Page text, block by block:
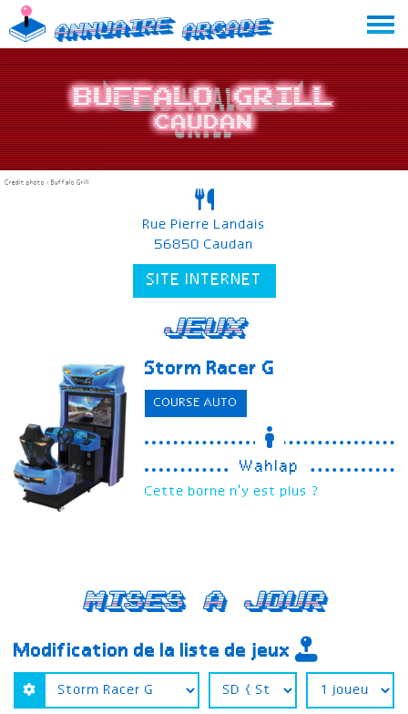
Skip
to
content
Annuaire Arcade
Buffalo Grill
Caudan
Crédit photo : Buffalo Grill
Rue Pierre Landais
56850 Caudan
SITE INTERNET
Jeux
Storm Racer G
COURSE AUTO
Wahlap
Cette borne n'y est plus ?
Mises a jour
Modification de la liste de jeux